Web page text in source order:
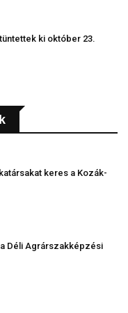
ki október 23.
keres a Kozák-
Déli Agrárszakképzési